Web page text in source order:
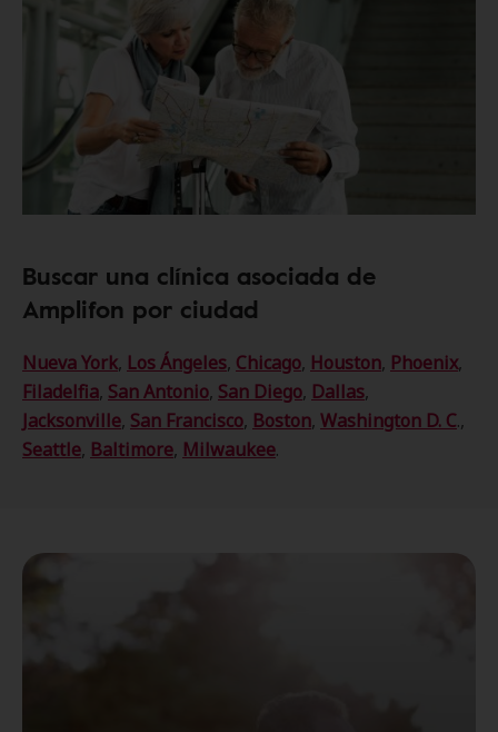
Buscar una clínica asociada de
Amplifon por ciudad
Nueva York, Los Ángeles, Chicago, Houston, Phoenix,
Filadelfia, San Antonio, San Diego, Dallas,
Jacksonville, San Francisco, Boston, Washington D. C.,
Seattle, Baltimore, Milwaukee.